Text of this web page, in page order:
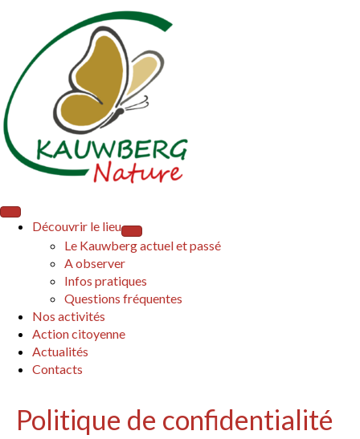
Découvrir le lieu
Le Kauwberg actuel et passé
A observer
Infos pratiques
Questions fréquentes
Nos activités
Action citoyenne
Actualités
Contacts
Politique de confidentialité